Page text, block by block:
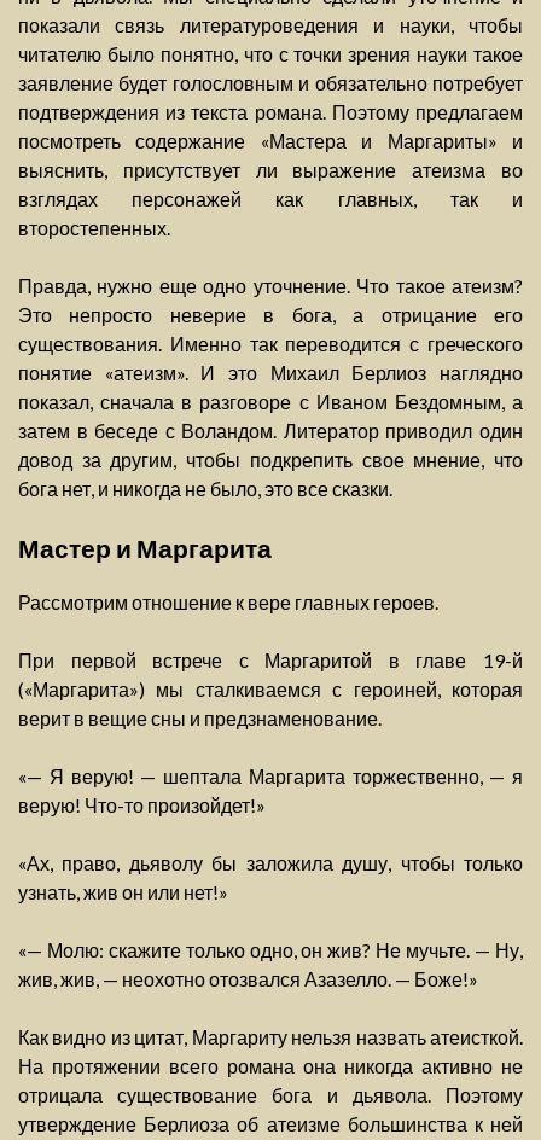
показали связь литературоведения и науки, чтобы
читателю было понятно, что с точки зрения науки такое
заявление будет голословным и обязательно потребует
подтверждения из текста романа. Поэтому предлагаем
посмотреть содержание «Мастера и Маргариты» и
выяснить, присутствует ли выражение атеизма во
взглядах персонажей как главных, так и
второстепенных.
Правда, нужно еще одно уточнение. Что такое атеизм?
Это непросто неверие в бога, а отрицание его
существования. Именно так переводится с греческого
понятие «атеизм». И это Михаил Берлиоз наглядно
показал, сначала в разговоре с Иваном Бездомным, а
затем в беседе с Воландом. Литератор приводил один
довод за другим, чтобы подкрепить свое мнение, что
бога нет, и никогда не было, это все сказки.
Мастер и Маргарита
Рассмотрим отношение к вере главных героев.
При первой встрече с Маргаритой в главе 19-й
(«Маргарита») мы сталкиваемся с героиней, которая
верит в вещие сны и предзнаменование.
«— Я верую! — шептала Маргарита торжественно, — я
верую! Что-то произойдет!»
«Ах, право, дьяволу бы заложила душу, чтобы только
узнать, жив он или нет!»
«— Молю: скажите только одно, он жив? Не мучьте. — Ну,
жив, жив, — неохотно отозвался Азазелло. — Боже!»
Как видно из цитат, Маргариту нельзя назвать атеисткой.
На протяжении всего романа она никогда активно не
отрицала существование бога и дьявола. Поэтому
утверждение Берлиоза об атеизме большинства к ней